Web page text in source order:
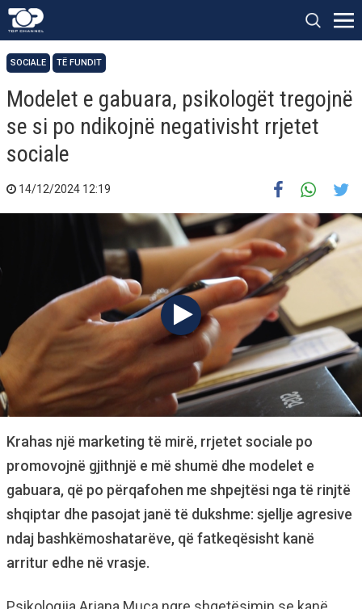
SOCIALE TË FUNDIT
Modelet e gabuara, psikologët tregojnë
se si po ndikojnë negativisht rrjetet
sociale
14/12/2024 12:19
Krahas një marketing të mirë, rrjetet sociale po
promovojnë gjithnjë e më shumë dhe modelet e
gabuara, që po përqafohen me shpejtësi nga të rinjtë
shqiptar dhe pasojat janë të dukshme: sjellje agresive
ndaj bashkëmoshatarëve, që fatkeqësisht kanë
arritur edhe në vrasje.